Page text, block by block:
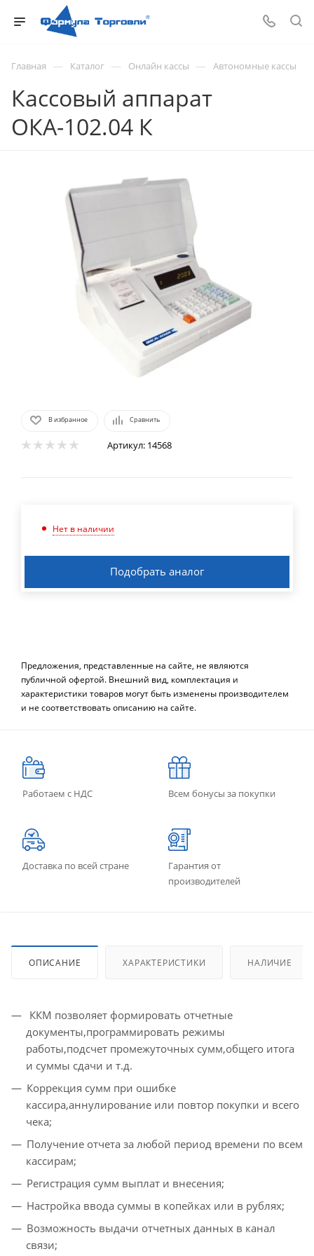
Главная — Каталог — Онлайн кассы — Автономные кассы
Кассовый аппарат
ОКА-102.04 К
В избранное Сравнить
Артикул: 14568
Нет в наличии
Подобрать аналог
Предложения, представленные на сайте, не являются
публичной офертой. Внешний вид, комплектация и
характеристики товаров могут быть изменены производителем
и не соответствовать описанию на сайте.
Работаем с НДС Всем бонусы за покупки
Доставка по всей стране
Гарантия от
производителей
ОПИСАНИЕ ХАРАКТЕРИСТИКИ НАЛИЧИЕ
ККМ позволяет формировать отчетные
документы,программировать режимы
работы,подсчет промежуточных сумм,общего итога
и суммы сдачи и т.д.
Коррекция сумм при ошибке
кассира,аннулирование или повтор покупки и всего
чека;
Получение отчета за любой период времени по всем
кассирам;
Регистрация сумм выплат и внесения;
Настройка ввода суммы в копейках или в рублях;
Возможность выдачи отчетных данных в канал
связи;